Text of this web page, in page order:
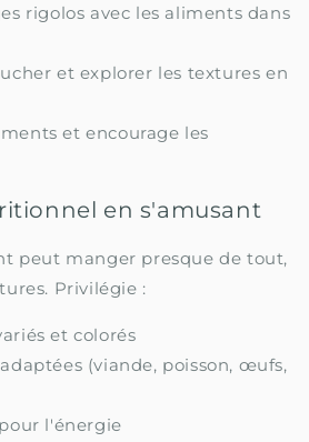
rigolos avec les aliments dans
et explorer les textures en
et encourage les
en s'amusant
peut manger presque de tout,
Privilégie :
et colorés
(viande, poisson, œufs,
l'énergie